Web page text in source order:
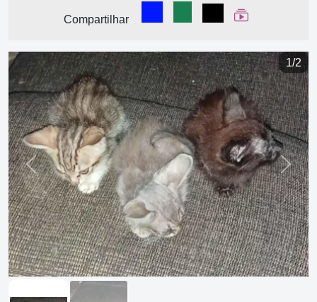
Compartilhar
Compartilhar no Facebook
Compartilhar no
Compartilhar
Ver Web Story
1/2
Previous Next